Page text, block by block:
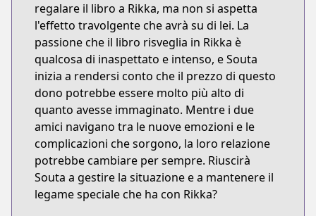
regalare il libro a Rikka, ma non si aspetta
l'effetto travolgente che avrà su di lei. La
passione che il libro risveglia in Rikka è
qualcosa di inaspettato e intenso, e Souta
inizia a rendersi conto che il prezzo di questo
dono potrebbe essere molto più alto di
quanto avesse immaginato. Mentre i due
amici navigano tra le nuove emozioni e le
complicazioni che sorgono, la loro relazione
potrebbe cambiare per sempre. Riuscirà
Souta a gestire la situazione e a mantenere il
legame speciale che ha con Rikka?